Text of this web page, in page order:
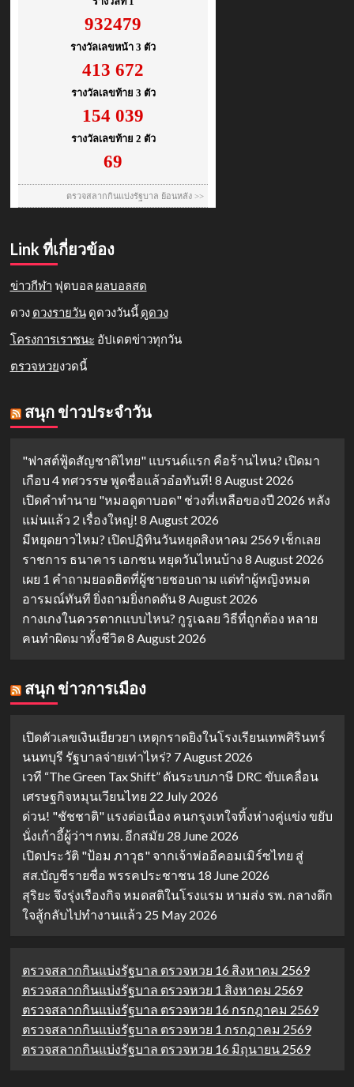
Link ที่เกี่ยวข้อง
ข่าวกีฬา ฟุตบอล ผลบอลสด
ดวง ดวงรายวันดูดวงวันนี้ ดูดวง
โครงการเราชนะ อัปเดตข่าวทุกวัน
ตรวจหวยงวดนี้
สนุก ข่าวประจำวัน
"ฟาสต์ฟู้ดสัญชาติไทย" แบรนด์แรก คือร้านไหน? เปิดมา
เกือบ 4 ทศวรรษ พูดชื่อแล้วอ๋อทันที! 8 August 2026
เปิดคำทำนาย "หมอดูตาบอด" ช่วงที่เหลือของปี 2026 หลัง
แม่นแล้ว 2 เรื่องใหญ่! 8 August 2026
มีหยุดยาวไหม? เปิดปฏิทินวันหยุดสิงหาคม 2569 เช็กเลย
ราชการ ธนาคาร เอกชน หยุดวันไหนบ้าง 8 August 2026
เผย 1 คำถามยอดฮิตที่ผู้ชายชอบถาม แต่ทำผู้หญิงหมด
อารมณ์ทันที ยิ่งถามยิ่งกดดัน8 August 2026
กางเกงในควรตากแบบไหน? กูรูเฉลย วิธีที่ถูกต้อง หลาย
คนทำผิดมาทั้งชีวิต8 August 2026
สนุก ข่าวการเมือง
เปิดตัวเลขเงินเยียวยา เหตุกราดยิงในโรงเรียนเทพศิรินทร์
นนทบุรี รัฐบาลจ่ายเท่าไหร่? 7 August 2026
เวที “The Green Tax Shift” ดันระบบภาษี DRC ขับเคลื่อน
เศรษฐกิจหมุนเวียนไทย 22 July 2026
ด่วน! "ชัชชาติ" แรงต่อเนื่อง คนกรุงเทใจทิ้งห่างคู่แข่ง ขยับ
นั่งเก้าอี้ผู้ว่าฯ กทม. อีกสมัย 28 June 2026
เปิดประวัติ "ป้อม ภาวุธ" จากเจ้าพ่ออีคอมเมิร์ซไทย สู่
สส.บัญชีรายชื่อ พรรคประชาชน 18 June 2026
สุริยะ จึงรุ่งเรืองกิจ หมดสติในโรงแรม หามส่ง รพ. กลางดึก
ใจสู้กลับไปทำงานแล้ว 25 May 2026
ตรวจสลากกินแบ่งรัฐบาล ตรวจหวย 16 สิงหาคม 2569
ตรวจสลากกินแบ่งรัฐบาล ตรวจหวย 1 สิงหาคม 2569
ตรวจสลากกินแบ่งรัฐบาล ตรวจหวย 16 กรกฎาคม 2569
ตรวจสลากกินแบ่งรัฐบาล ตรวจหวย 1 กรกฎาคม 2569
ตรวจสลากกินแบ่งรัฐบาล ตรวจหวย 16 มิถุนายน 2569